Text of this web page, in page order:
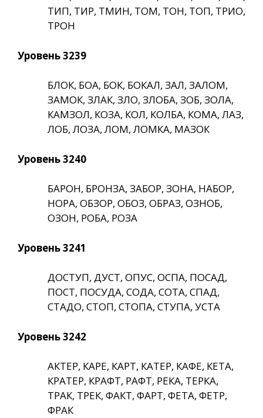
ТИП, ТИР, ТМИН, ТОМ, ТОН, ТОП, ТРИО,
ТРОН
Уровень 3239
БЛОК, БОА, БОК, БОКАЛ, ЗАЛ, ЗАЛОМ,
ЗАМОК, ЗЛАК, ЗЛО, ЗЛОБА, ЗОБ, ЗОЛА,
КАМЗОЛ, КОЗА, КОЛ, КОЛБА, КОМА, ЛАЗ,
ЛОБ, ЛОЗА, ЛОМ, ЛОМКА, МАЗОК
Уровень 3240
БАРОН, БРОНЗА, ЗАБОР, ЗОНА, НАБОР,
НОРА, ОБЗОР, ОБОЗ, ОБРАЗ, ОЗНОБ,
ОЗОН, РОБА, РОЗА
Уровень 3241
ДОСТУП, ДУСТ, ОПУС, ОСПА, ПОСАД,
ПОСТ, ПОСУДА, СОДА, СОТА, СПАД,
СТАДО, СТОП, СТОПА, СТУПА, УСТА
Уровень 3242
АКТЕР, КАРЕ, КАРТ, КАТЕР, КАФЕ, КЕТА,
КРАТЕР, КРАФТ, РАФТ, РЕКА, ТЕРКА,
ТРАК, ТРЕК, ФАКТ, ФАРТ, ФЕТА, ФЕТР,
ФРАК